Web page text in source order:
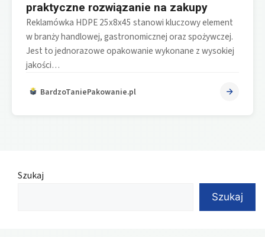
praktyczne rozwiązanie na zakupy
Reklamówka HDPE 25x8x45 stanowi kluczowy element
w branży handlowej, gastronomicznej oraz spożywczej.
Jest to jednorazowe opakowanie wykonane z wysokiej
jakości…
BardzoTaniePakowanie.pl
Szukaj
Szukaj